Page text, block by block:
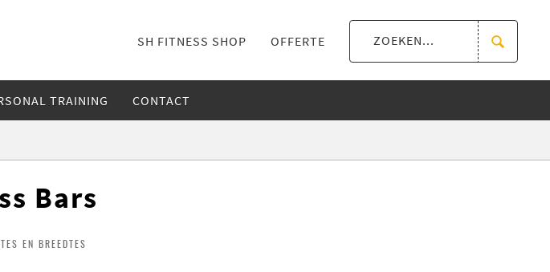
SH FITNESS SHOP OFFERTE
TRAINING CONTACT
Bars
EN BREEDTES